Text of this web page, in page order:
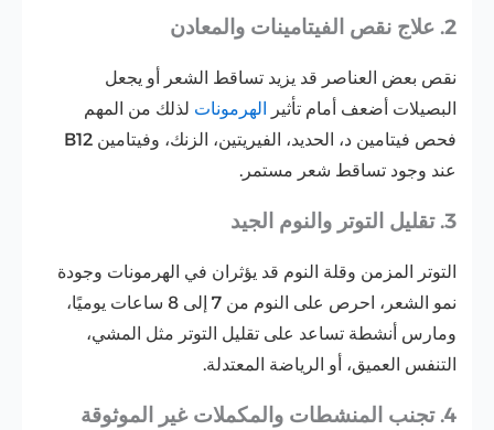
2. علاج نقص الفيتامينات والمعادن
نقص بعض العناصر قد يزيد تساقط الشعر أو يجعل
البصيلات أضعف أمام تأثير
الهرمونات لذلك من المهم
فحص فيتامين د، الحديد، الفيريتين، الزنك، وفيتامين B12
عند وجود تساقط شعر مستمر.
3. تقليل التوتر والنوم الجيد
التوتر المزمن وقلة النوم قد يؤثران في الهرمونات وجودة
نمو الشعر، احرص على النوم من 7 إلى 8 ساعات يوميًا،
ومارس أنشطة تساعد على تقليل التوتر مثل المشي،
التنفس العميق، أو الرياضة المعتدلة.
4. تجنب المنشطات والمكملات غير الموثوقة